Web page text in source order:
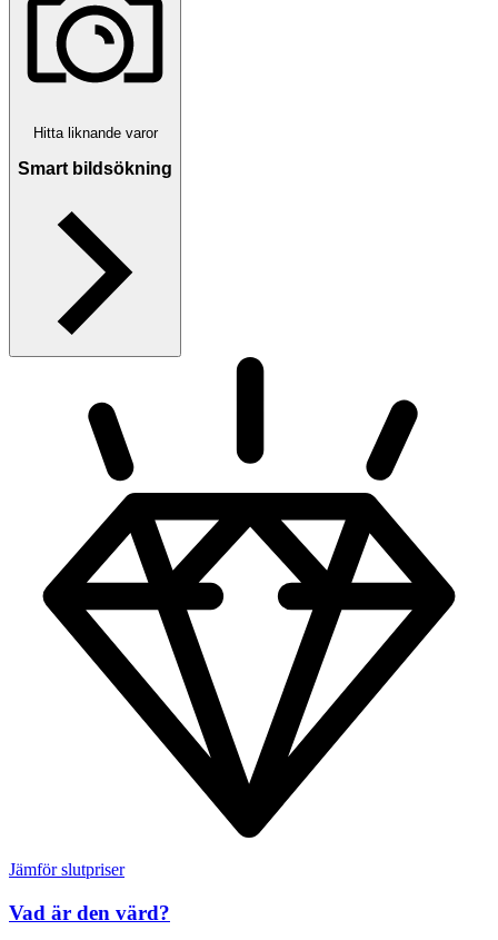
Hitta liknande varor
Smart bildsökning
Jämför slutpriser
Vad är den värd?